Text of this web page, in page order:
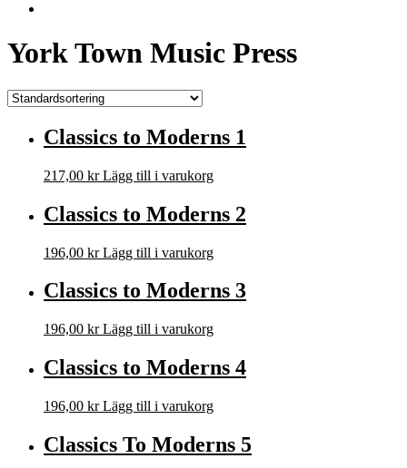
York Town Music Press
Classics to Moderns 1
217,00 kr Lägg till i varukorg
Classics to Moderns 2
196,00 kr Lägg till i varukorg
Classics to Moderns 3
196,00 kr Lägg till i varukorg
Classics to Moderns 4
196,00 kr Lägg till i varukorg
Classics To Moderns 5